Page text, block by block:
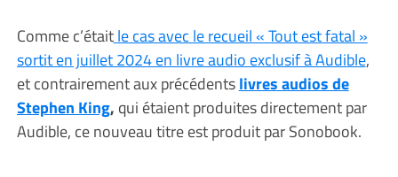
Comme c’étaitle cas avec le recueil « Tout est fatal »
sortit en juillet 2024 en livre audio exclusif à Audible,
et contrairement aux précédentslivres audios de
Stephen King, qui étaient produites directement par
Audible, ce nouveau titre est produit par Sonobook.